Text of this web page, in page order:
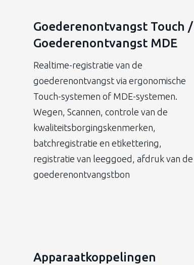
Goederenontvangst Touch /
Goederenontvangst MDE
Realtime-registratie van de
goederenontvangst via ergonomische
Touch-systemen of MDE-systemen.
Wegen, Scannen, controle van de
kwaliteitsborgingskenmerken,
batchregistratie en etikettering,
registratie van leeggoed, afdruk van de
goederenontvangstbon
Apparaatkoppelingen